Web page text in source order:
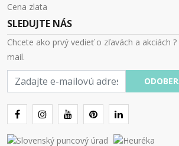
Cena zlata
SLEDUJTE NÁS
Chcete ako prvý vedieť o zľavách a akciách
mail.
mail